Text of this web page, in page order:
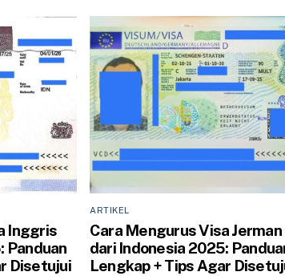
Inggris
Panduan
Disetujui
ARTIKEL
Cara Mengurus Visa Jerman
dari Indonesia 2025:
Lengkap + Tips Agar